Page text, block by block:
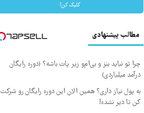
کلیک کن!
مطالب پیشنهادی
چرا تو نباید بنز و بی‌ام‌و زیر پات باشه؟ (دوره رایگان
درآمد میلیاردی)
به پول نیاز داری؟ همین الان این دوره رایگان رو شرکت
کن تا دیر نشده!